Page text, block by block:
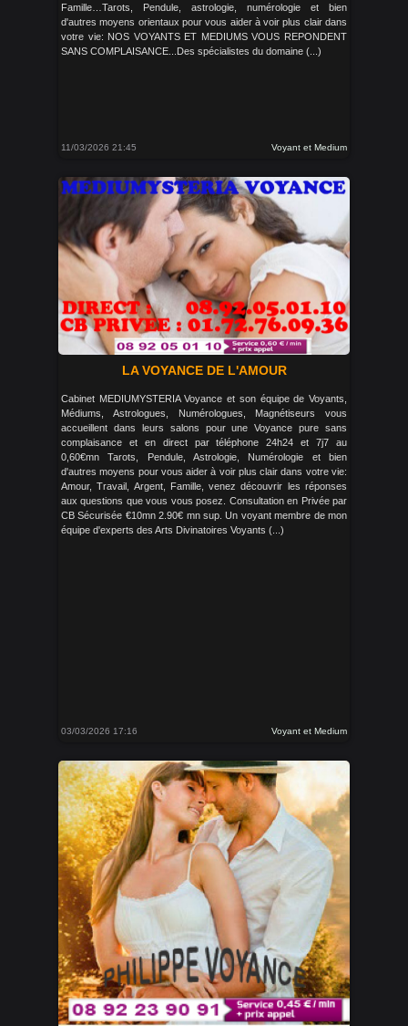
Famille…Tarots, Pendule, astrologie, numérologie et bien
d'autres moyens orientaux pour vous aider à voir plus clair dans
votre vie: NOS VOYANTS ET MEDIUMS VOUS REPONDENT
SANS COMPLAISANCE...Des spécialistes du domaine (...)
11/03/2026 21:45 Voyant et Medium
LA VOYANCE DE L'AMOUR
Cabinet MEDIUMYSTERIA Voyance et son équipe de Voyants,
Médiums, Astrologues, Numérologues, Magnétiseurs vous
accueillent dans leurs salons pour une Voyance pure sans
complaisance et en direct par téléphone 24h24 et 7j7 au
0,60€mn Tarots, Pendule, Astrologie, Numérologie et bien
d'autres moyens pour vous aider à voir plus clair dans votre vie:
Amour, Travail, Argent, Famille, venez découvrir les réponses
aux questions que vous vous posez. Consultation en Privée par
CB Sécurisée €10mn 2.90€ mn sup. Un voyant membre de mon
équipe d'experts des Arts Divinatoires Voyants (...)
03/03/2026 17:16 Voyant et Medium